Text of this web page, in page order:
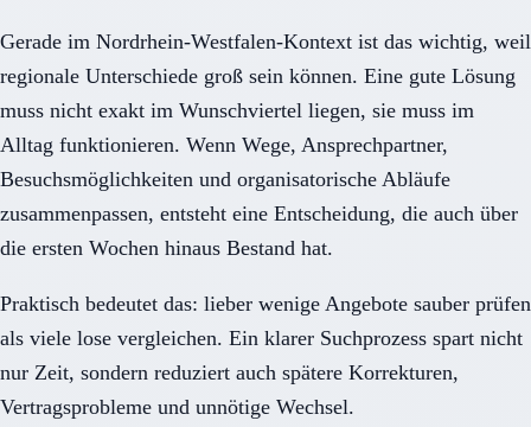
Gerade im Nordrhein-Westfalen-Kontext ist das wichtig, weil
regionale Unterschiede groß sein können. Eine gute Lösung
muss nicht exakt im Wunschviertel liegen, sie muss im
Alltag funktionieren. Wenn Wege, Ansprechpartner,
Besuchsmöglichkeiten und organisatorische Abläufe
zusammenpassen, entsteht eine Entscheidung, die auch über
die ersten Wochen hinaus Bestand hat.
Praktisch bedeutet das: lieber wenige Angebote sauber prüfen
als viele lose vergleichen. Ein klarer Suchprozess spart nicht
nur Zeit, sondern reduziert auch spätere Korrekturen,
Vertragsprobleme und unnötige Wechsel.